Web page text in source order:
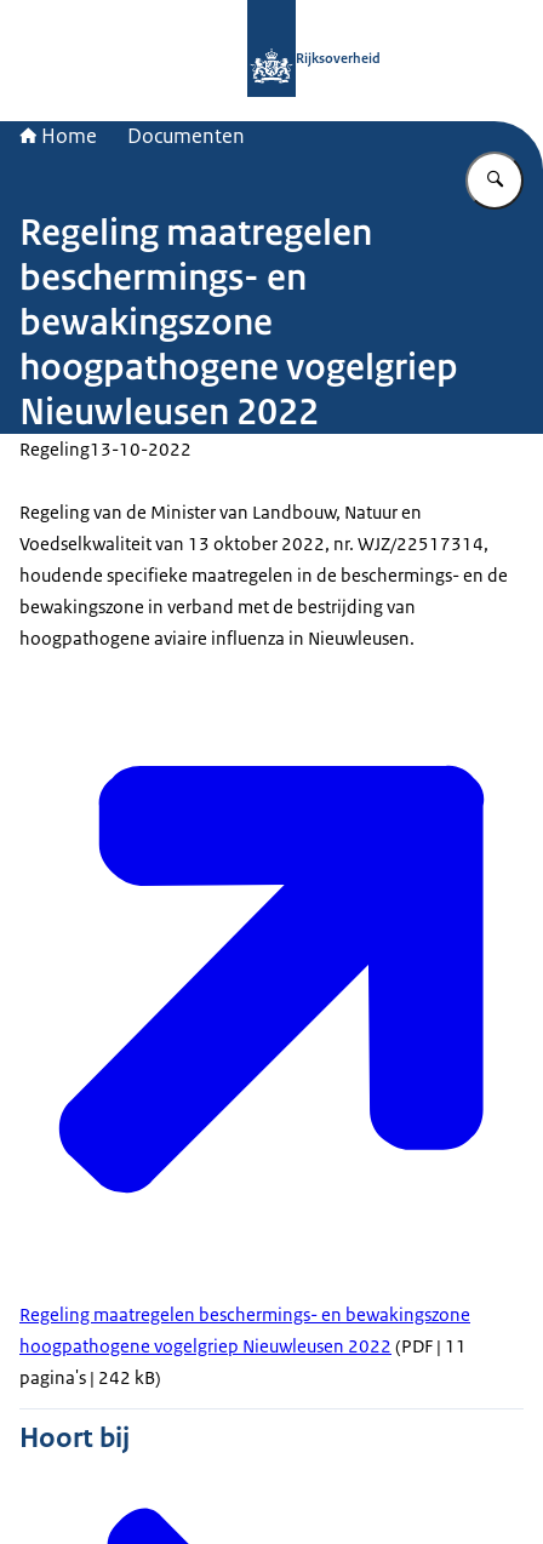
Rijksoverheid
Home Documenten
Regeling maatregelen
beschermings- en
bewakingszone
hoogpathogene vogelgriep
Nieuwleusen 2022
Regeling13-10-2022
Regeling van de Minister van Landbouw, Natuur en
Voedselkwaliteit van 13 oktober 2022, nr. WJZ/22517314,
houdende specifieke maatregelen in de beschermings- en de
bewakingszone in verband met de bestrijding van
hoogpathogene aviaire influenza in Nieuwleusen.
Regeling maatregelen beschermings- en bewakingszone
hoogpathogene vogelgriep Nieuwleusen 2022 (PDF | 11
pagina's | 242 kB)
Hoort bij